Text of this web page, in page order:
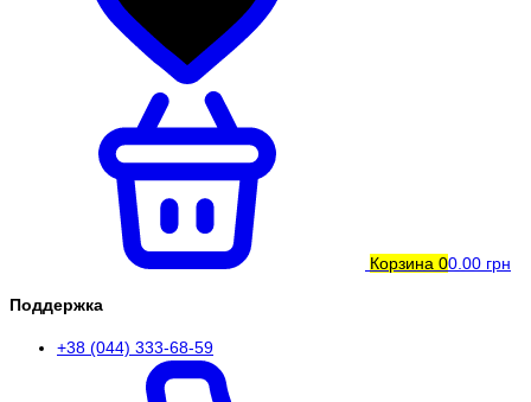
Корзина 00.00 грн
Поддержка
+38 (044) 333-68-59